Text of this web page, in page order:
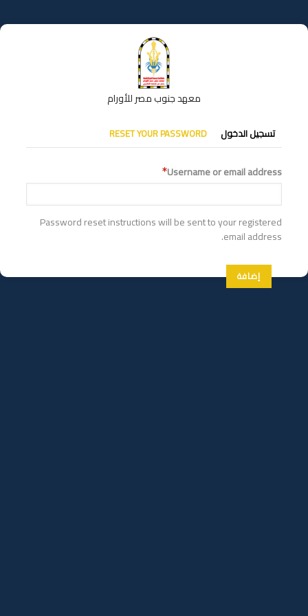
إلى
المحتوى
معهد جنوب مصر للأورام
التبويبات
الأساسية
تسجيل الدخول RESET YOUR PASSWORD
Username or email address
Password reset instructions will be sent to your registered
email address.